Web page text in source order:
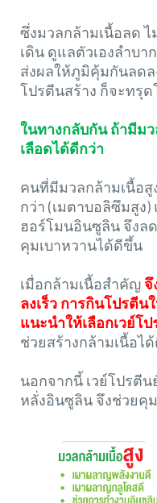
ซึ่งมวลกล้ามเนื้อลด ไ
เดิน ดูแลตัวเองลำบ
ส่งผลให้ภูมิคุ้มกันลดล
โปรตีนสร้าง ก็จะทรุ
ในทางกลับกัน ถ้ามีม
เลือดได้ดีกว่า
คนที่มีมวลกล้ามเนื้อสู
กว่า (เมตาบอลิซึมสูง
ฮอร์โมนอินซูลิน จึงล
คุมเบาหวานได้ดีขึ้น
เมื่อกล้ามเนื้อสำคัญจึ
ลงเร็ว การกินโปรตีน
แนะนำให้เลือกเวย์โ
ช่วยสร้างกล้ามเนื้อไ
นอกจากนี้ เวย์โปรตี
หลั่งอินซูลิน จึงช่วยคุ